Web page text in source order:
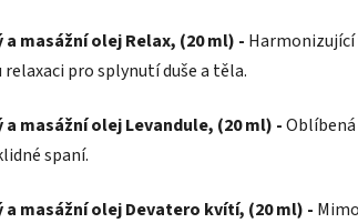
masážní olej Relax, (20 ml) - Harmonizující
pro splynutí duše a těla.
masážní olej Levandule, (20 ml) -
spaní.
masážní olej Devatero kvítí, (20 ml) -